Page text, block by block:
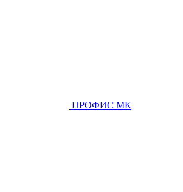
ПРОФИС МК